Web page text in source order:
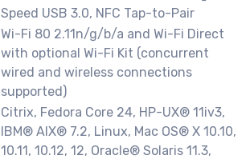
Speed USB 3.0, NFC Tap-to-Pair
Wi-Fi 80 2.11n/g/b/a and Wi-Fi Direct
with optional Wi-Fi Kit (concurrent
wired and wireless connections
supported)
Citrix, Fedora Core 24, HP-UX® 11iv3,
IBM® AIX® 7.2, Linux, Mac OS® X 10.10,
10.11, 10.12, 12, Oracle® Solaris 11.3,